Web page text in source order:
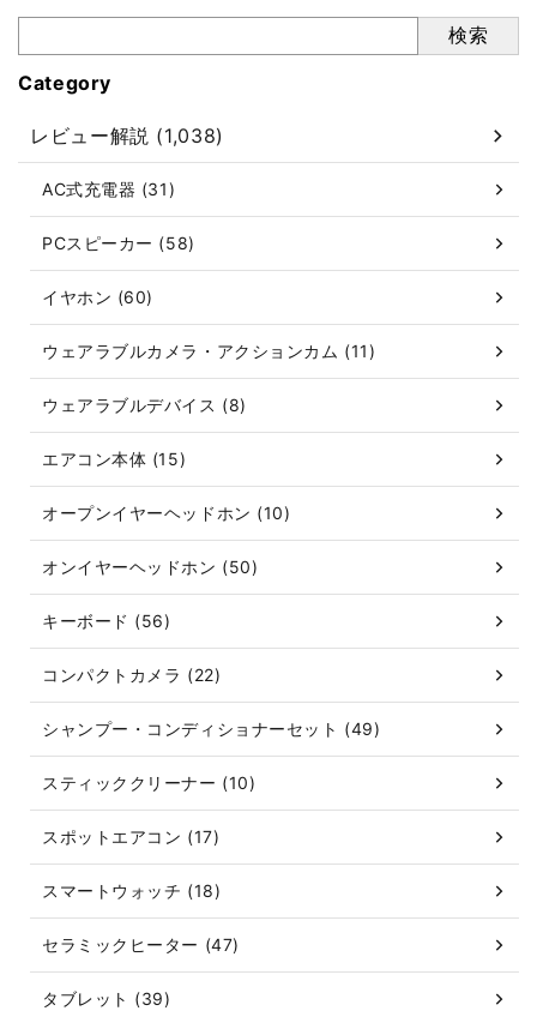
検索
Category
レビュー解説 (1,038)
AC式充電器 (31)
PCスピーカー (58)
イヤホン (60)
ウェアラブルカメラ・アクションカム (11)
ウェアラブルデバイス (8)
エアコン本体 (15)
オープンイヤーヘッドホン (10)
オンイヤーヘッドホン (50)
キーボード (56)
コンパクトカメラ (22)
シャンプー・コンディショナーセット (49)
スティッククリーナー (10)
スポットエアコン (17)
スマートウォッチ (18)
セラミックヒーター (47)
タブレット (39)